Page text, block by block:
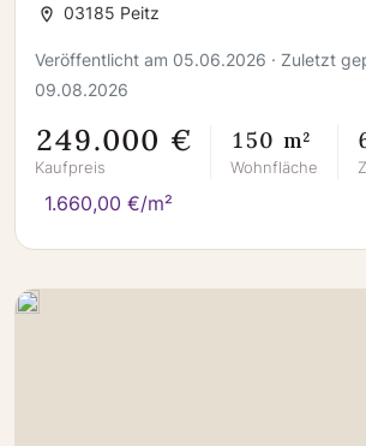
03185 Peitz
Veröffentlicht am 05.06.2026 · Zuletzt
09.08.2026
249.000 €
Kaufpreis
150 m²
Wohnfläche
1.660,00 €/m²